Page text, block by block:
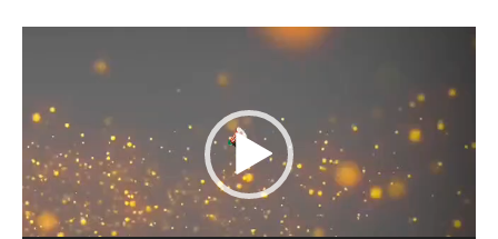
Lecteur